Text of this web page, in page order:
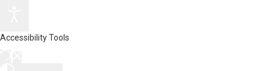
Accessibility Tools